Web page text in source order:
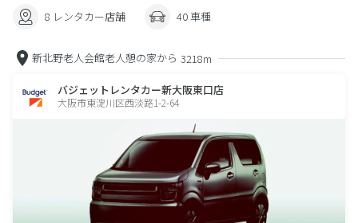
8 レンタカー店舗 40 車種
新北野老人会館老人憩の家から 3218m
バジェットレンタカー新大阪東口店
大阪市東淀川区西淡路1-2-64